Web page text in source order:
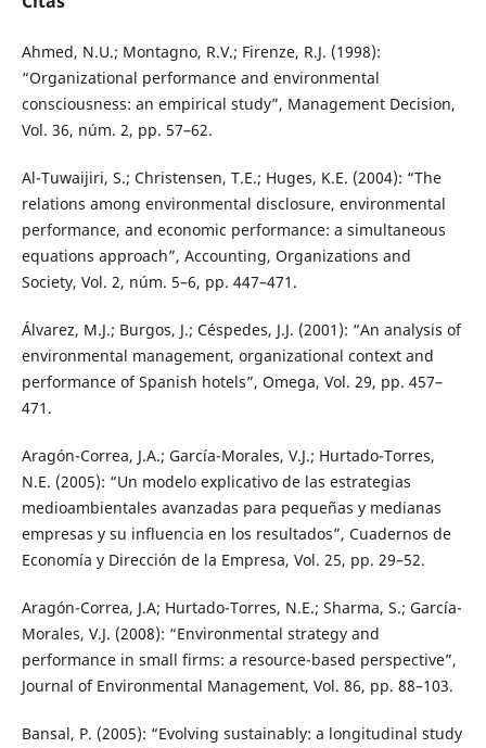
Ahmed, N.U.; Montagno, R.V.; Firenze, R.J. (1998):
“Organizational performance and environmental
consciousness: an empirical study”, Management Decision,
Vol. 36, núm. 2, pp. 57–62.
Al-Tuwaijiri, S.; Christensen, T.E.; Huges, K.E. (2004): “The
relations among environmental disclosure, environmental
performance, and economic performance: a simultaneous
equations approach”, Accounting, Organizations and
Society, Vol. 2, núm. 5–6, pp. 447–471.
Álvarez, M.J.; Burgos, J.; Céspedes, J.J. (2001): “An analysis of
environmental management, organizational context and
performance of Spanish hotels”, Omega, Vol. 29, pp. 457–
471.
Aragón-Correa, J.A.; García-Morales, V.J.; Hurtado-Torres,
N.E. (2005): “Un modelo explicativo de las estrategias
medioambientales avanzadas para pequeñas y medianas
empresas y su influencia en los resultados”, Cuadernos de
Economía y Dirección de la Empresa, Vol. 25, pp. 29–52.
Aragón-Correa, J.A; Hurtado-Torres, N.E.; Sharma, S.; García-
Morales, V.J. (2008): “Environmental strategy and
performance in small firms: a resource-based perspective”,
Journal of Environmental Management, Vol. 86, pp. 88–103.
Bansal, P. (2005): “Evolving sustainably: a longitudinal study